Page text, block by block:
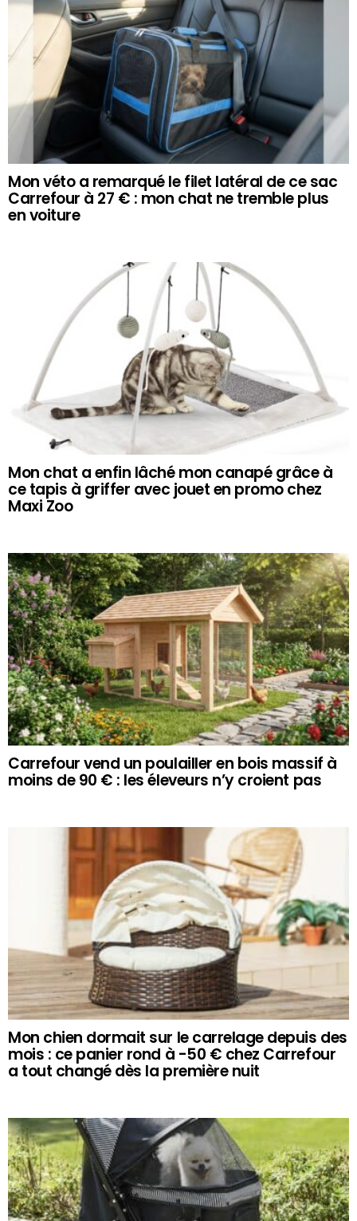
Mon véto a remarqué le filet latéral de ce sac
Carrefour à 27 € : mon chat ne tremble plus
en voiture
Mon chat a enfin lâché mon canapé grâce à
ce tapis à griffer avec jouet en promo chez
Maxi Zoo
Carrefour vend un poulailler en bois massif à
moins de 90 € : les éleveurs n’y croient pas
Mon chien dormait sur le carrelage depuis des
mois : ce panier rond à -50 € chez Carrefour
a tout changé dès la première nuit